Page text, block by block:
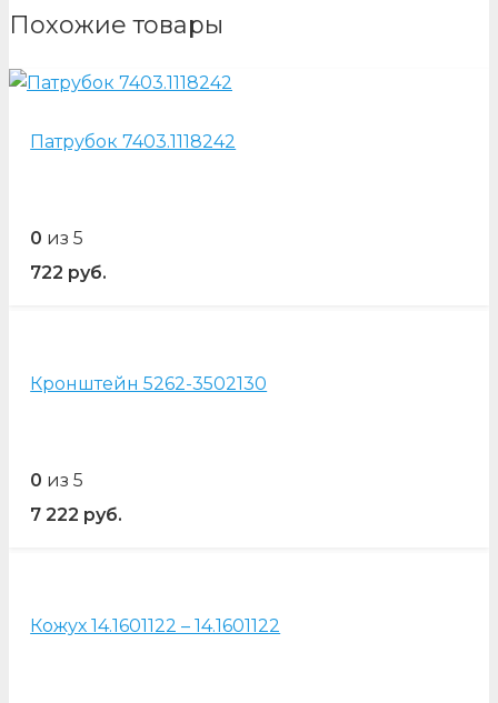
Похожие товары
Патрубок 7403.1118242
0 из 5
722 руб.
Кронштейн 5262-3502130
0 из 5
7 222 руб.
Кожух 14.1601122 – 14.1601122